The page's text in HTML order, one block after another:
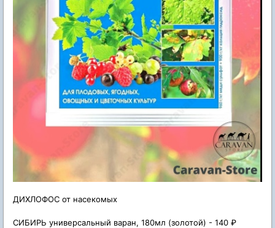
ДИХЛОФОС от насекомых
СИБИРЬ универсальный варан, 180мл (золотой) - 140 ₽